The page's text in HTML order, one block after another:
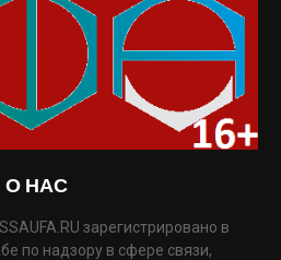
О НАС
зарегистрировано в
по надзору в сфере связи,